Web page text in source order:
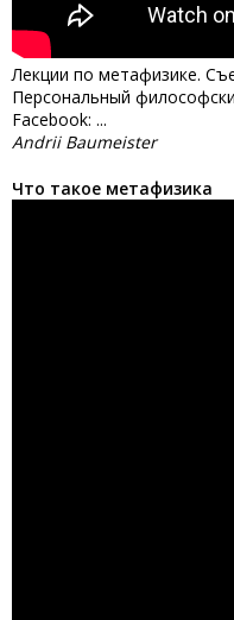
Лекции по метафизике.
Персональный
Facebook: ...
Andrii Baumeister
Что такое метафизика